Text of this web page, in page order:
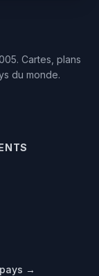
Cartes, plans
du monde.
→